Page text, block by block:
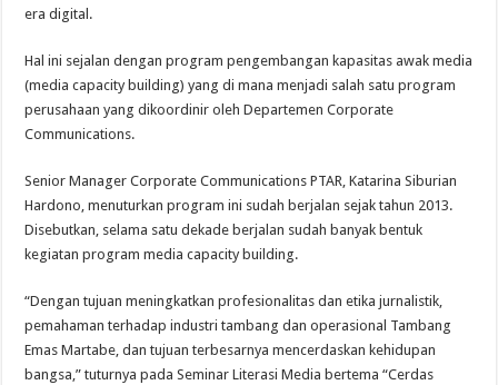
era digital.
Hal ini sejalan dengan program pengembangan kapasitas awak media
(media capacity building) yang di mana menjadi salah satu program
perusahaan yang dikoordinir oleh Departemen Corporate
Communications.
Senior Manager Corporate Communications PTAR, Katarina Siburian
Hardono, menuturkan program ini sudah berjalan sejak tahun 2013.
Disebutkan, selama satu dekade berjalan sudah banyak bentuk
kegiatan program media capacity building.
“Dengan tujuan meningkatkan profesionalitas dan etika jurnalistik,
pemahaman terhadap industri tambang dan operasional Tambang
Emas Martabe, dan tujuan terbesarnya mencerdaskan kehidupan
bangsa,” tuturnya pada Seminar Literasi Media bertema “Cerdas